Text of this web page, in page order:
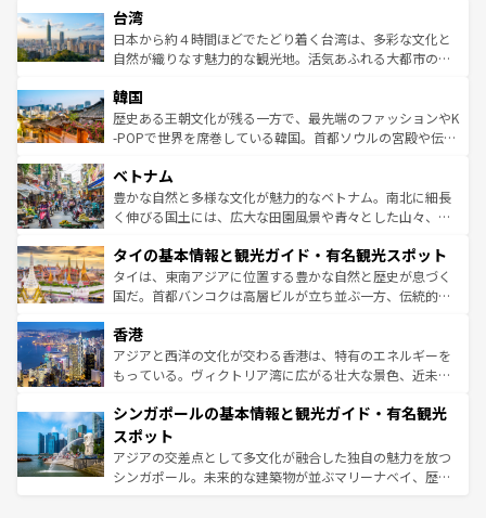
人々、おいしいローカルフードやハワイアンミュージッ
ク、伝統的なフラダンスなど、すべてがハワイの魅力を彩
っている。訪れるたびに新しい発見と感動が待っているハ
はコンテンツ一覧
リアリーフや大陸中央部にそびえるウルル（エアーズロッ
ク）、タスマニアの美しい原生林やケアンズの熱帯雨林な
ど、見どころがたくさん。また、カフェやワイン、オージ
いる。アクティビティも充実しており、サーフィンやダイ
ビング、ハイキングなど、アウトドア好きにはたまらな
い。オーストラリアの多彩な魅力を存分に味わいつくそ
参照してほしい。
台湾
日本から約４時間ほどでたどり着く台湾は、多彩な文化と
自然が織りなす魅力的な観光地。活気あふれる大都市の台
ン）、静ひつな山岳地帯である台湾東部など、都市の喧騒
と山間の静けさが共存しており、訪れる人に新しい発見と
驚きをもたらしてくれる。また、奥深い台湾の食文化も魅
容にもいいと評判のスイーツなど、バラエティ豊かな料理
が味わえる。 なお、新着の台湾情報は コンテンツ一覧を参
照してほしい。
韓国
歴史ある王朝文化が残る一方で、最先端のファッションやK
-POPで世界を席巻している韓国。首都ソウルの宮殿や伝統
き、地方に足を延ばせば四季折々の自然美を楽しむことが
できる。そして、キムチや焼肉、絶品のストリートフード
まで、さまざまな韓国料理が待っている。夜には、韓国な
リティに包まれながら、韓国の多彩な魅力を心ゆくまで味
わってみてほしい。 なお、新着の韓国情報はコンテンツ一
覧を参照してほしい。
ベトナム
豊かな自然と多様な文化が魅力的なベトナム。南北に細長
く伸びる国土には、広大な田園風景や青々とした山々、世
急速な発展と共に伝統が息づく。ハノイの古い町並みやホ
ーチミン市のフランス統治時代の建物も、独特の雰囲気を
醸し出している。また、バラエティの豊かさとおいしさで
とつ。フォーやバインミー、ベトナムコーヒーなどは、ぜ
ひ現地で味わいたい。どの地域を訪れてもあたたかい人々
が旅行者を迎えてくれるので、きっと忘れられない旅にな
参照してほしい。
タイの基本情報と観光ガイド・有名観光スポット
タイは、東南アジアに位置する豊かな自然と歴史が息づく
国だ。首都バンコクは高層ビルが立ち並ぶ一方、伝統的な
の活気が交差している。北部ではチェンマイなどの山岳地
帯で自然と触れ合い、南部ではプーケットやクラビの美し
いビーチでリゾート気分を楽しむことができる。タイ料理
激する。気候は一年中温暖で、どの季節にも異なる楽しみ
が待っている。親しみやすいタイの人々、仏教を中心とし
た文化、そして多様な観光資源が、訪れる旅人を魅了し続
ける。 なお、新着のタイ情報はコンテンツ一覧を参照して
香港
アジアと西洋の文化が交わる香港は、特有のエネルギーを
もっている。ヴィクトリア湾に広がる壮大な景色、近未来
み、どこを訪れても感動するはず。観光スポットが密集し
ており、効率よく見どころを回れるのも魅力。息をのむよ
うな絶景から文化的な体験まで、香港を存分に楽しみ尽く
そう。 なお、新着の香港情報はコンテンツ一覧を参照して
シンガポールの基本情報と観光ガイド・有名観光
スポット
アジアの交差点として多文化が融合した独自の魅力を放つ
シンガポール。未来的な建築物が並ぶマリーナベイ、歴史